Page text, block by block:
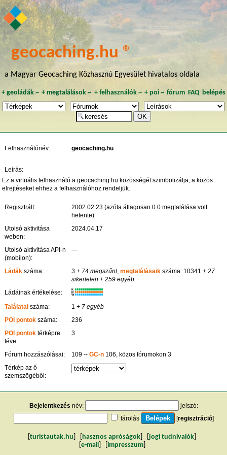
geocaching.hu ®
a Magyar Geocaching Közhasznú Egyesület hivatalos oldala
+ geoládák~ +megtalálások ~ + felhasználók~ + poi~ fórum FAQ belépés
Felhasználónév: geocaching.hu
Leírás:
Ez a virtuális felhasználó a geocaching.hu közösségét szimbolizálja, a közös
elrejtéseket ehhez a felhasználóhoz rendeljük.
Regisztrált:
2002.02.23 (azóta átlagosan 0.0 megtalálása volt
hetente)
Utolsó aktivitása
weben:
2024.04.17
Utolsó aktivitása API-n
(mobilon):
---
Ládák száma: 3 + 74 megszűnt,megtalálásaik száma: 10341 + 27
sikertelen + 259 egyéb
Ládáinak értékelése:
K
R
W
Találatai száma: 1 + 7 egyéb
POI pontok száma:
236
POI pontok térképre
téve:
3
Fórum hozzászólásai: 109 --GC-n 106, közös fórumokon 3
Térkép az ő
szemszögéből:
Bejelentkezés név:
jelszó:
tárolás
[regisztráció]
turistautak.hu hasznos apróságok jogi tudnivalók
e-mail impresszum]